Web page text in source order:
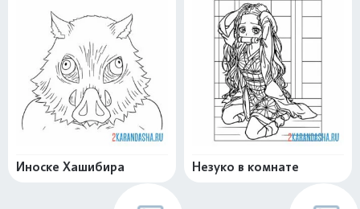
Иноске Хашибира Незуко в комнате